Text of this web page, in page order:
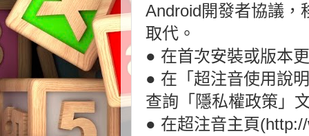
Android開發者協議，
取代。
● 在首次安裝或版本
● 在「超注音使用說
查詢「隱私權政策」
● 在超注音主頁